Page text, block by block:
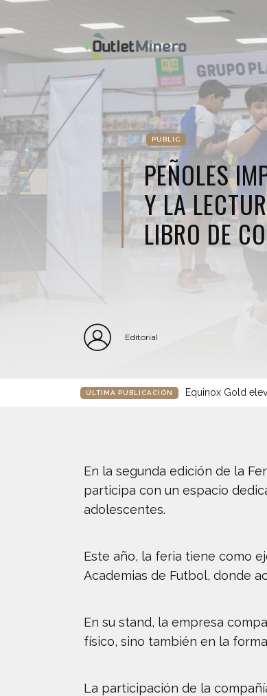
PUBLIC
PEÑOLES
Y LA
LIBRO DE
Editorial
ÚLTIMA PUBLICACIÓN Equinox Gold
En la segunda edición de la
participa con un espacio
adolescentes.
Este año, la feria tiene como
Academias de Futbol, donde
En su stand, la empresa
físico, sino también en la
La participación de la